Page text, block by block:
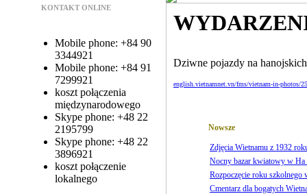
KONTAKT ONLINE
Mobile phone: +84 90
3344921
Mobile phone: +84 91
7299921
koszt połączenia
międzynarodowego
Skype phone: +48 22
2195799
Skype phone: +48 22
3896921
koszt połączenie
lokalnego
Dziwne pojazdy na
english.vietnamnet.vn/fms/vietnam-in-photos/
Nowsze
Zdjęcia Wietnamu z 1932
Nocny bazar kwiatowy w
Rozpoczęcie roku szkolnego
Cmentarz dla bogatych